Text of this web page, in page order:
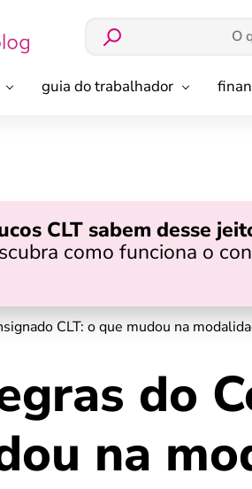
guia do trabalhador
CLT sabem desse
como funciona o
CLT: o que mudou na
do
na